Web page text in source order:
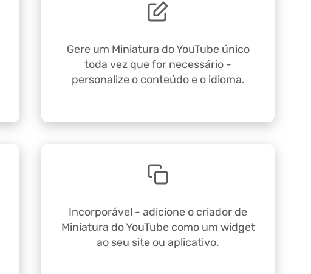
Gere um Miniatura do YouTube único
toda vez que for necessário -
personalize o conteúdo e o idioma.
Incorporável - adicione o criador de
Miniatura do YouTube como um widget
ao seu site ou aplicativo.